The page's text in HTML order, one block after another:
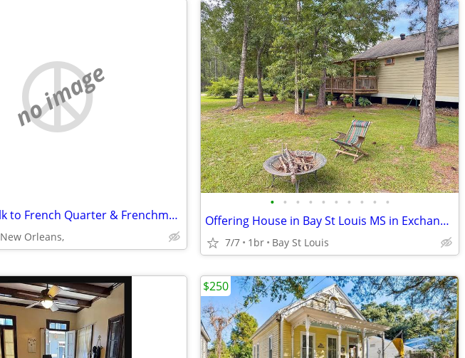
no image
5 minute walk to French Quarter & Frenchman Street.
New Orleans,
• • • • • • • • • •
Offering House in Bay St Louis MS in Exchange for Pet & House Sitting
7/7 1br Bay St Louis
$250